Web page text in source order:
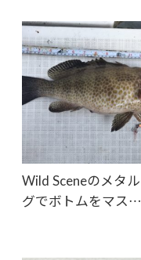
Wild Sceneのメタ
グでボトムをマス…